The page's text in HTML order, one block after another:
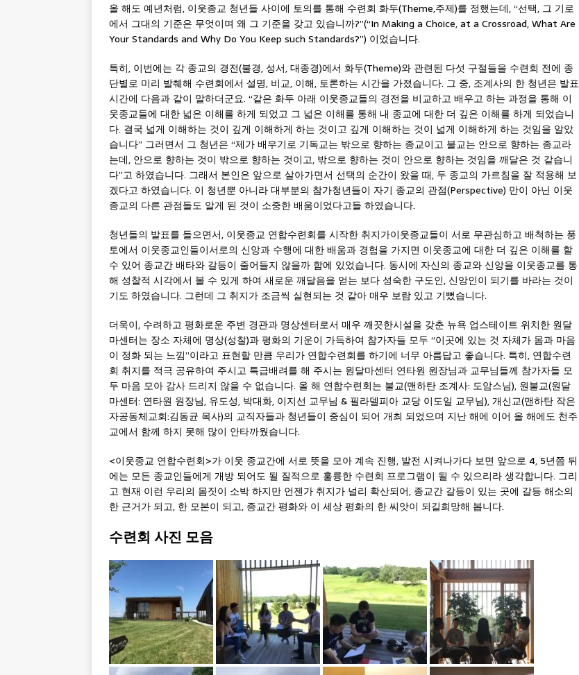
올 해도 예년처럼, 이웃종교 청년들 사이에 토의를 통해 수련회 화두(Theme,주제)를 정했는데, “선택, 그 기로
에서 그대의 기준은 무엇이며 왜 그 기준을 갖고 있습니까?”(“In Making a Choice, at a Crossroad, What Are
Your Standards and Why Do You Keep such Standards?”) 이었습니다.
특히, 이번에는 각 종교의 경전(불경, 성서, 대종경)에서 화두(Theme)와 관련된 다섯 구절들을 수련회 전에 종
단별로 미리 발췌해 수련회에서 설명, 비교, 이해, 토론하는 시간을 가졌습니다. 그 중, 조계사의 한 청년은 발표
시간에 다음과 같이 말하더군요. “같은 화두 아래 이웃종교들의 경전을 비교하고 배우고 하는 과정을 통해 이
웃종교들에 대한 넓은 이해를 하게 되었고 그 넓은 이해를 통해 내 종교에 대한 더 깊은 이해를 하게 되었습니
다. 결국 넓게 이해하는 것이 깊게 이해하게 하는 것이고 깊게 이해하는 것이 넓게 이해하게 하는 것임을 알았
습니다” 그러면서 그 청년은 “제가 배우기로 기독교는 밖으로 향하는 종교이고 불교는 안으로 향하는 종교라
는데, 안으로 향하는 것이 밖으로 향하는 것이고, 밖으로 향하는 것이 안으로 향하는 것임을 깨달은 것 같습니
다”고 하였습니다. 그래서 본인은 앞으로 살아가면서 선택의 순간이 왔을 때, 두 종교의 가르침을 잘 적용해 보
겠다고 하였습니다. 이 청년뿐 아니라 대부분의 참가청년들이 자기 종교의 관점(Perspective) 만이 아닌 이웃
종교의 다른 관점들도 알게 된 것이 소중한 배움이었다고들 하였습니다.
청년들의 발표를 들으면서, 이웃종교 연합수련회를 시작한 취지가이웃종교들이 서로 무관심하고 배척하는 풍
토에서 이웃종교인들이서로의 신앙과 수행에 대한 배움과 경험을 가지면 이웃종교에 대한 더 깊은 이해를 할
수 있어 종교간 배타와 갈등이 줄어들지 않을까 함에 있었습니다. 동시에 자신의 종교와 신앙을 이웃종교를 통
해 성찰적 시각에서 볼 수 있게 하여 새로운 깨달음을 얻는 보다 성숙한 구도인, 신앙인이 되기를 바라는 것이
기도 하였습니다. 그런데 그 취지가 조금씩 실현되는 것 같아 매우 보람 있고 기뻤습니다.
더욱이, 수려하고 평화로운 주변 경관과 명상센터로서 매우 깨끗한시설을 갖춘 뉴욕 업스테이트 위치한 원달
마센터는 장소 자체에 명상(성찰)과 평화의 기운이 가득하여 참가자들 모두 “이곳에 있는 것 자체가 몸과 마음
이 정화 되는 느낌”이라고 표현할 만큼 우리가 연합수련회를 하기에 너무 아름답고 좋습니다. 특히, 연합수련
회 취지를 적극 공유하여 주시고 특급배려를 해 주시는 원달마센터 연타원 원장님과 교무님들께 참가자들 모
두 마음 모아 감사 드리지 않을 수 없습니다. 올 해 연합수련회는 불교(맨하탄 조계사: 도암스님), 원불교(원달
마센터: 연타원 원장님, 유도성, 박대화, 이지선 교무님 & 필라델피아 교당 이도일 교무님), 개신교(맨하탄 작은
자공동체교회:김동균 목사)의 교직자들과 청년들이 중심이 되어 개최 되었으며 지난 해에 이어 올 해에도 천주
교에서 함께 하지 못해 많이 안타까웠습니다.
<이웃종교 연합수련회>가 이웃 종교간에 서로 뜻을 모아 계속 진행, 발전 시켜나가다 보면 앞으로 4, 5년쯤 뒤
에는 모든 종교인들에게 개방 되어도 될 질적으로 훌륭한 수련회 프로그램이 될 수 있으리라 생각합니다. 그리
고 현재 이런 우리의 몸짓이 소박 하지만 언젠가 취지가 널리 확산되어, 종교간 갈등이 있는 곳에 갈등 해소의
한 근거가 되고, 한 모본이 되고, 종교간 평화와 이 세상 평화의 한 씨앗이 되길희망해 봅니다.
수련회 사진 모음